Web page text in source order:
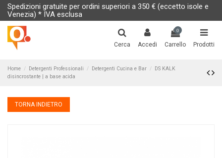
Spedizioni gratuite per ordini superiori a 350 € (eccetto isole e
Venezia) * IVA esclusa
Cerca Accedi
0
Carrello Prodotti
Home Detergenti Professionali Detergenti Cucina e Bar
DS KALK
disincrostante | a base acida
TORNA INDIETRO